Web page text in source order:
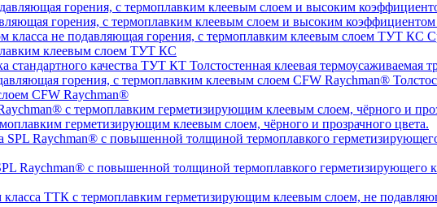
горения, с термоплавким клеевым слоем и высоким
клеевым слоем ТУТ КС
Толстостенная клеевая термоусаживаемая
CFW Raychman®
герметизирующим клеевым слоем, чёрного и прозрачного цвета.
Raychman® с повышенной толщиной термоплавкого